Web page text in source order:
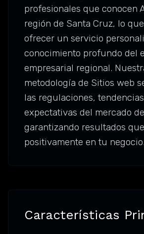
profesionales que conocen
región de Santa Cruz, lo
ofrecer un servicio
conocimiento profundo del
empresarial regional.
metodología de Sitios web
las regulaciones,
expectativas del mercado
garantizando resultados
positivamente en tu negocio.
Características